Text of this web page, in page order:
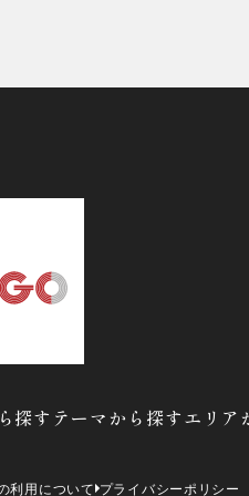
探す テーマから探すエリア
利用について プライバシーポリシー